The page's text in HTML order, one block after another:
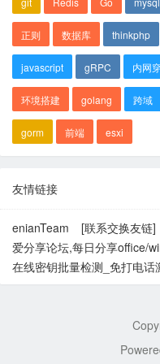
正则 数据库 thinkphp
javascript gRPC 内网
环境搭建 golang 跨域
gorm 前端 esxi
友情链接
enianTeam
[联系交换友链]
爱分享论坛,每日分享office/
在线密钥批量检测_免打电话